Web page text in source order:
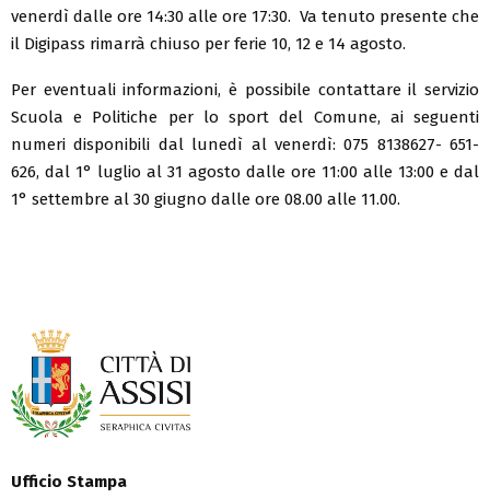
venerdì dalle ore 14:30 alle ore 17:30. Va tenuto presente che
il Digipass rimarrà chiuso per ferie 10, 12 e 14 agosto.
Per eventuali informazioni, è possibile contattare il servizio
Scuola e Politiche per lo sport del Comune, ai seguenti
numeri disponibili dal lunedì al venerdì: 075 8138627- 651-
626, dal 1° luglio al 31 agosto dalle ore 11:00 alle 13:00 e dal
1° settembre al 30 giugno dalle ore 08.00 alle 11.00.
Ufficio Stampa